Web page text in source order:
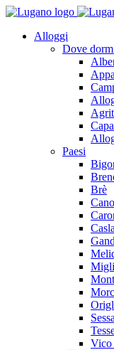
Alloggi
Dove
Paesi
Brè
Sessa
Vico